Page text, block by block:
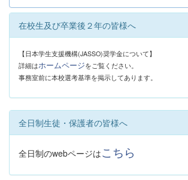
在校生及び卒業後２年の皆様へ
【日本学生支援機構(JASSO)奨学金について】
詳細はホームページをご覧ください。
事務室前に本校選考基準を掲示してあります。
全日制生徒・保護者の皆様へ
全日制のwebページはこちら